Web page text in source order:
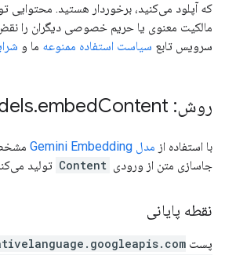
که آپلود می‌کنید، برخوردار هستید. محتوایی
مالکیت معنوی یا حریم خصوصی دیگران را نقض
سرویس تابع سیاست استفاده ممنوعه ما و
روش: models .embedContent
با استفاده از مدل Gemini Embedding
جاسازی متن از ورودی Content تولید
نقطه پایانی
پست